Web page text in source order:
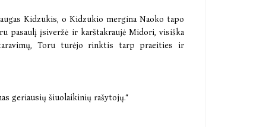
Kidzukis, o Kidzukio mergina Naoko tapo
pasaulį įsiveržė ir karštakraujė Midori, visiška
Toru turėjo rinktis tarp praeities ir
geriausių šiuolaikinių rašytojų.“